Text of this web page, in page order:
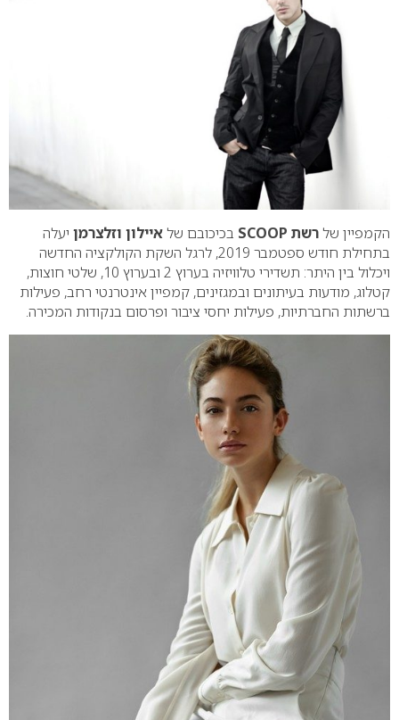
הקמפיין שלרשת SCOOP בכיכובם שלאיילון וזלצרמן יעלה
בתחילת חודש ספטמבר 2019, לרגל השקת הקולקציה החדשה
ויכלול בין היתר: תשדירי טלוויזיה בערוץ 2 ובערוץ 10, שלטי חוצות,
קטלוג, מודעות בעיתונים ובמגזינים, קמפיין אינטרנטי רחב, פעילות
ברשתות החברתיות, פעילות יחסי ציבור ופרסום בנקודות המכירה.